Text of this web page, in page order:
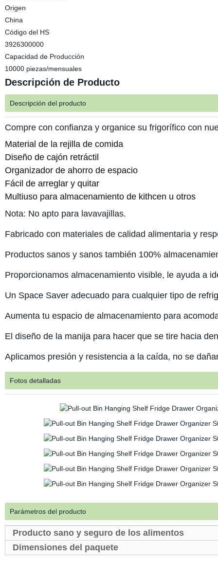
Origen
China
Código del HS
3926300000
Capacidad de Producción
10000 piezas/mensuales
Descripción de Producto
Descripción del producto
Compre con confianza y organice su frigorífico con
Material de la rejilla de comida
Diseño de cajón retráctil
Organizador de ahorro de espacio
Fácil de arreglar y quitar
Multiuso para almacenamiento de kithcen u otros
Nota: No apto para lavavajillas.
Fabricado con materiales de calidad alimentaria y
Productos sanos y sanos también 100%
Proporcionamos almacenamiento visible, le ayuda a
Un Space Saver adecuado para cualquier tipo de
Aumenta tu espacio de almacenamiento para
El diseño de la manija para hacer que se tire hacia
Aplicamos presión y resistencia a la caída, no se
Fotos detalladas
Parámetros del producto
Producto sano y seguro de los alimentos
Dimensiones del paquete